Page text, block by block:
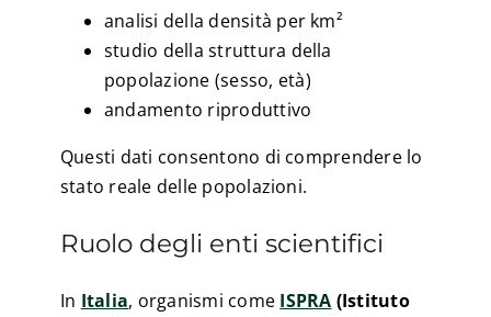
analisi della densità per km²
studio della struttura della
popolazione (sesso, età)
andamento riproduttivo
Questi dati consentono di comprendere lo
stato reale delle popolazioni.
Ruolo degli enti scientifici
In Italia, organismi come ISPRA (Istituto